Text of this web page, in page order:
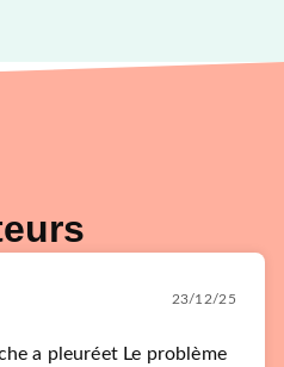
23/12/25
a pleuréet Le problème